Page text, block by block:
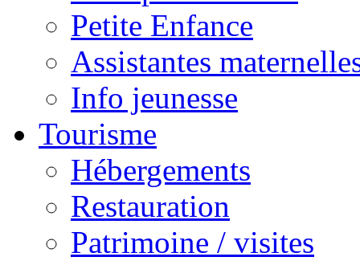
Petite Enfance
Assistantes
Info jeunesse
Tourisme
Hébergements
Restauration
Patrimoine / visites